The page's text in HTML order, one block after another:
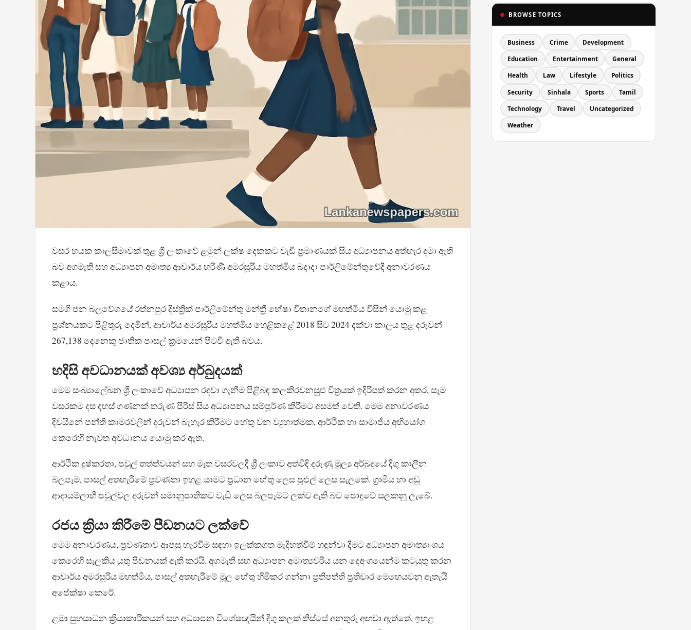
වසර හයක කාලසීමාවක් තුළ ශ්‍රී ලංකාවේ ළමුන් ලක්ෂ දෙකකට වැඩි ප්‍රමාණයක් සිය අධ්‍යාපනය අත්හැර දමා ඇති
බව අගමැති සහ අධ්‍යාපන අමාත්‍ය ආචාර්ය හරිණී අමරසූරිය මහත්මිය බදාදා පාර්ලිමේන්තුවේදී අනාවරණය
කළාය.
සමගි ජන බලවේගයේ රත්නපුර දිස්ත්‍රික් පාර්ලිමේන්තු මන්ත්‍රී හේෂා විතානගේ මහත්මිය විසින් යොමු කළ
ප්‍රශ්නයකට පිළිතුරු දෙමින්, ආචාර්ය අමරසූරිය මහත්මිය හෙළිකළේ 2018 සිට 2024 දක්වා කාලය තුළ දරුවන්
267,138 දෙනෙකු ජාතික පාසල් ක්‍රමයෙන් පිටවී ඇති බවය.
හදිසි අවධානයක් අවශ්‍ය අර්බුදයක්
මෙම සංඛ්‍යාලේඛන ශ්‍රී ලංකාවේ අධ්‍යාපන රඳවා ගැනීම පිළිබඳ කලකිරවනසුළු චිත්‍රයක් ඉදිරිපත් කරන අතර, සෑම
වසරකම දස දහස් ගණනක් තරුණ පිරිස් සිය අධ්‍යාපනය සම්පූර්ණ කිරීමට අසමත් වෙති. මෙම අනාවරණය
දිවයිනේ පන්ති කාමරවලින් දරුවන් බැහැර කිරීමට හේතු වන ව්‍යුහාත්මක, ආර්ථික හා සාමාජීය අභියෝග
කෙරෙහි නැවත අවධානය යොමු කර ඇත.
ආර්ථික දුෂ්කරතා, පවුල් තත්ත්වයන් සහ මෑත වසරවලදී ශ්‍රී ලංකාව අත්විඳි දරුණු මූල්‍ය අර්බුදයේ දිගු කාලීන
බලපෑම, පාසල් අතහැරීමේ ප්‍රවණතා ඉහළ යාමට ප්‍රධාන හේතු ලෙස පුළුල් ලෙස සැලකේ. ග්‍රාමීය හා අඩු
ආදායම්ලාභී පවුල්වල දරුවන් සමානුපාතිකව වැඩි ලෙස බලපෑමට ලක්ව ඇති බව පොදුවේ සලකනු ලැබේ.
රජය ක්‍රියා කිරීමේ පීඩනයට ලක්වේ
මෙම අනාවරණය, ප්‍රවණතාව ආපසු හැරවීම සඳහා ඉලක්කගත මැදිහත්වීම් හඳුන්වා දීමට අධ්‍යාපන අමාත්‍යාංශය
කෙරෙහි සැලකිය යුතු පීඩනයක් ඇති කරයි. අගමැති සහ අධ්‍යාපන අමාත්‍යවරිය යන දෙඅංශයෙන්ම කටයුතු කරන
ආචාර්ය අමරසූරිය මහත්මිය, පාසල් අතහැරීමේ මූල හේතු හිමිකර ගන්නා ප්‍රතිපත්ති ප්‍රතිචාර මෙහෙයවනු ඇතැයි
අපේක්ෂා කෙරේ.
ළමා සුභසාධන ක්‍රියාකාරිකයන් සහ අධ්‍යාපන විශේෂඥයින් දිගු කලක් තිස්සේ අනතුරු අඟවා ඇත්තේ, ඉහළ
BROWSE TOPICS
Business Crime Development
Education Entertainment General
Health Law Lifestyle Politics
Security Sinhala Sports Tamil
Technology Travel Uncategorized
Weather